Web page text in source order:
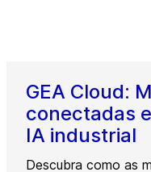
GEA Cloud:
conectadas
IA industrial
Descubra como as